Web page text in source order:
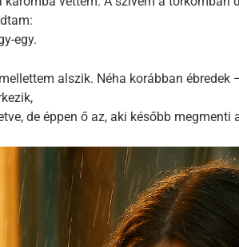
egy.
alszik. Néha korábban ébredek
de éppen ő az, aki később megmenti